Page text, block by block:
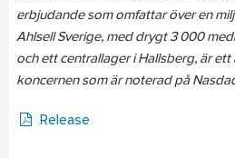
erbjudande som omfattar över en
Ahlsell Sverige, med drygt 3 000
och ett centrallager i Hallsberg, är
koncernen som är noterad på
Release